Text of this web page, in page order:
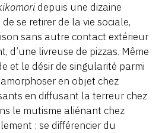
depuis une dizaine
de se retirer de la vie sociale,
sans autre contact extérieur
d’une livreuse de pizzas. Même
et le désir de singularité parmi
en objet chez
en diffusant la terreur chez
le mutisme aliénant chez
: se différencier du